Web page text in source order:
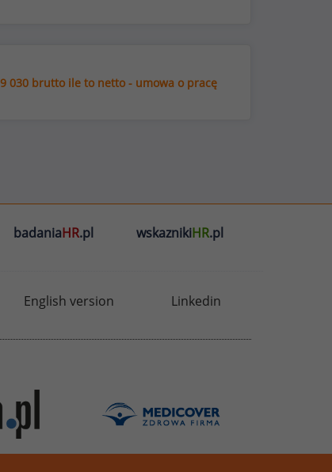
9 030 brutto ile to netto - umowa o pracę
badaniaHR.pl wskaznikiHR.pl
English version Linkedin